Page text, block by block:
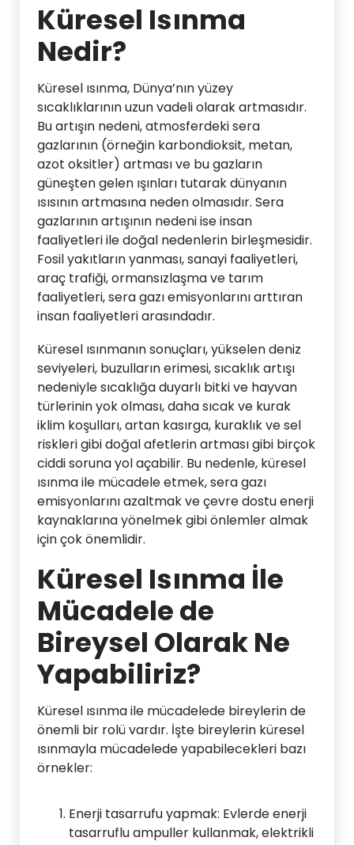
Küresel Isınma
Nedir?
Küresel ısınma, Dünya’nın yüzey
sıcaklıklarının uzun vadeli olarak artmasıdır.
Bu artışın nedeni, atmosferdeki sera
gazlarının (örneğin karbondioksit, metan,
azot oksitler) artması ve bu gazların
güneşten gelen ışınları tutarak dünyanın
ısısının artmasına neden olmasıdır. Sera
gazlarının artışının nedeni ise insan
faaliyetleri ile doğal nedenlerin birleşmesidir.
Fosil yakıtların yanması, sanayi faaliyetleri,
araç trafiği, ormansızlaşma ve tarım
faaliyetleri, sera gazı emisyonlarını arttıran
insan faaliyetleri arasındadır.
Küresel ısınmanın sonuçları, yükselen deniz
seviyeleri, buzulların erimesi, sıcaklık artışı
nedeniyle sıcaklığa duyarlı bitki ve hayvan
türlerinin yok olması, daha sıcak ve kurak
iklim koşulları, artan kasırga, kuraklık ve sel
riskleri gibi doğal afetlerin artması gibi birçok
ciddi soruna yol açabilir. Bu nedenle, küresel
ısınma ile mücadele etmek, sera gazı
emisyonlarını azaltmak ve çevre dostu enerji
kaynaklarına yönelmek gibi önlemler almak
için çok önemlidir.
Küresel Isınma İle
Mücadele de
Bireysel Olarak Ne
Yapabiliriz?
Küresel ısınma ile mücadelede bireylerin de
önemli bir rolü vardır. İşte bireylerin küresel
ısınmayla mücadelede yapabilecekleri bazı
örnekler:
Enerji tasarrufu yapmak: Evlerde enerji
tasarruflu ampuller kullanmak, elektrikli